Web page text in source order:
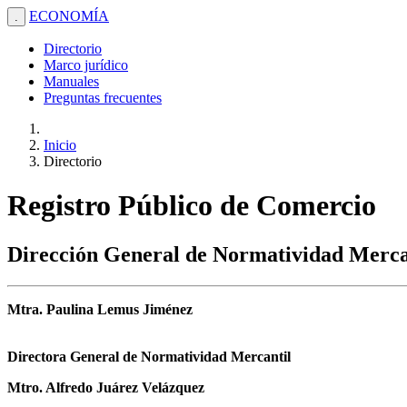
. ECONOMÍA
Directorio
Marco jurídico
Manuales
Preguntas frecuentes
Inicio
Directorio
Registro Público de Comercio
Dirección General de Normatividad
Mtra. Paulina Lemus Jiménez
Directora General de Normatividad Mercantil
Mtro. Alfredo Juárez Velázquez